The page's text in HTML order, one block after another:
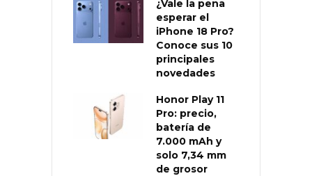
¿Vale la pena
esperar el
iPhone 18 Pro?
Conoce sus 10
principales
novedades
Honor Play 11
Pro: precio,
batería de
7.000 mAh y
solo 7,34 mm
de grosor